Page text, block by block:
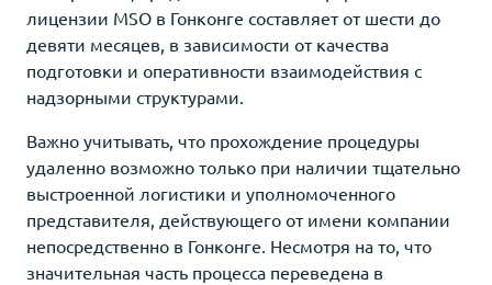
лицензии MSO в Гонконге составляет от шести до
девяти месяцев, в зависимости от качества
подготовки и оперативности взаимодействия с
надзорными структурами.
Важно учитывать, что прохождение процедуры
удаленно возможно только при наличии тщательно
выстроенной логистики и уполномоченного
представителя, действующего от имени компании
непосредственно в Гонконге. Несмотря на то, что
значительная часть процесса переведена в